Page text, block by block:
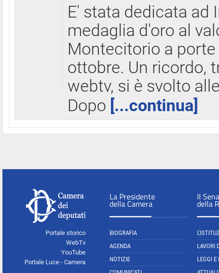
E' stata dedicata ad
medaglia d'oro al
Montecitorio a
ottobre. Un ricordo,
webtv, si è svolto
Dopo [...continua]
Portale storico
WebTv
YouTube
Portale Luce - Camera
La Presidente
della Camera
BIOGRAFIA
AGENDA
NOTIZIE
Il
della
LAVORI
LEGGI E